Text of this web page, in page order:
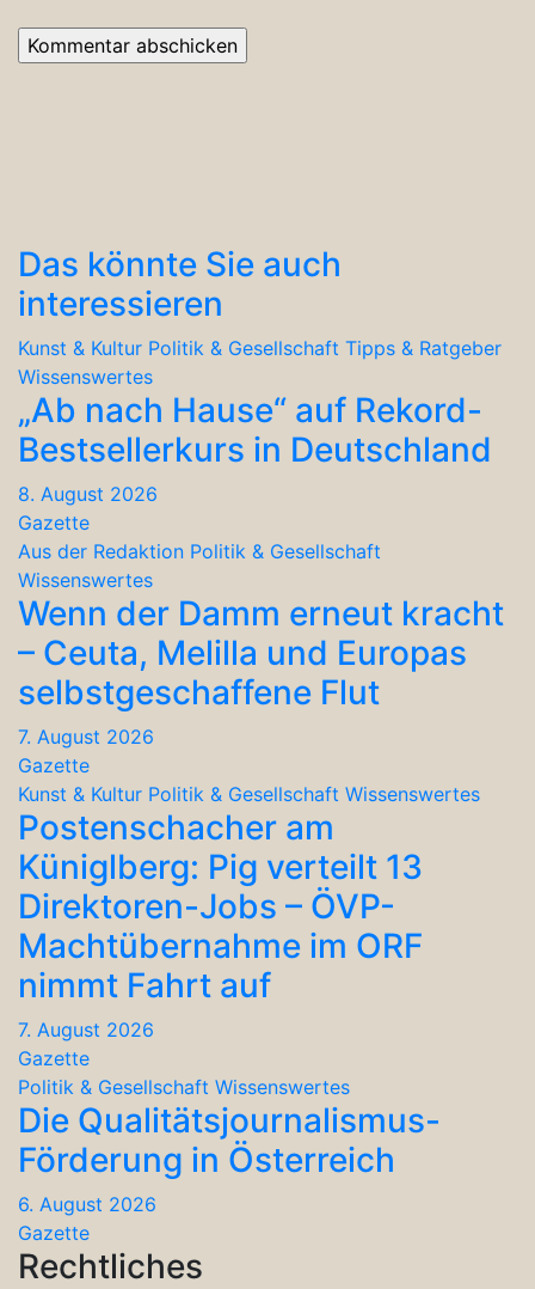
Das könnte Sie auch
interessieren
Kunst & Kultur Politik & Gesellschaft Tipps & Ratgeber
Wissenswertes
„Ab nach Hause“ auf Rekord-
Bestsellerkurs in Deutschland
8. August 2026
Gazette
Aus der Redaktion Politik & Gesellschaft
Wissenswertes
Wenn der Damm erneut kracht
– Ceuta, Melilla und Europas
selbstgeschaffene Flut
7. August 2026
Gazette
Kunst & Kultur Politik & Gesellschaft Wissenswertes
Postenschacher am
Küniglberg: Pig verteilt 13
Direktoren-Jobs – ÖVP-
Machtübernahme im ORF
nimmt Fahrt auf
7. August 2026
Gazette
Politik & Gesellschaft Wissenswertes
Die Qualitätsjournalismus-
Förderung in Österreich
6. August 2026
Gazette
Rechtliches